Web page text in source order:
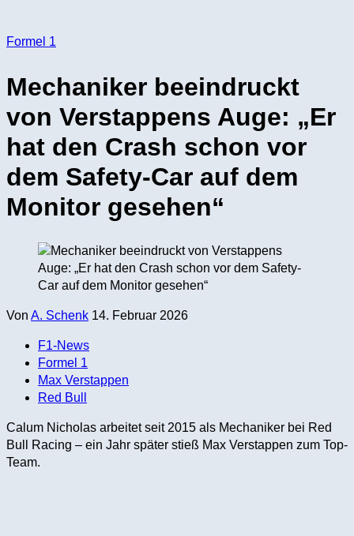
Formel 1
Mechaniker beeindruckt
von Verstappens Auge: „Er
hat den Crash schon vor
dem Safety-Car auf dem
Monitor gesehen“
Von A. Schenk 14. Februar 2026
F1-News
Formel 1
Max Verstappen
Red Bull
Calum Nicholas arbeitet seit 2015 als Mechaniker bei Red
Bull Racing – ein Jahr später stieß Max Verstappen zum Top-
Team.